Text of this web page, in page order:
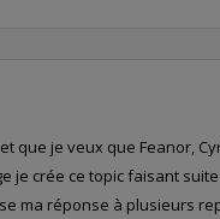
que je veux que Feanor,
je crée ce topic faisant
ma réponse à plusieurs